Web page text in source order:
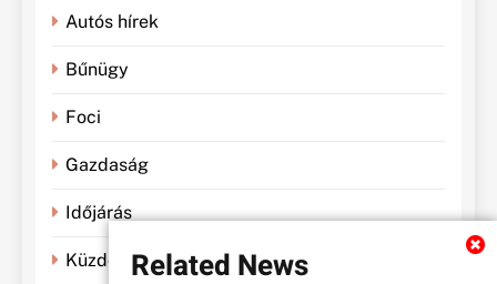
Related News
Autós hírek
Bűnügy
Foci
Gazdaság
Időjárás
Küzdősportok